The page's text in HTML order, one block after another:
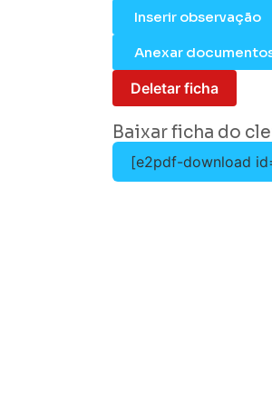
Inserir observação
Anexar
Deletar ficha
Baixar ficha do
[e2pdf-download